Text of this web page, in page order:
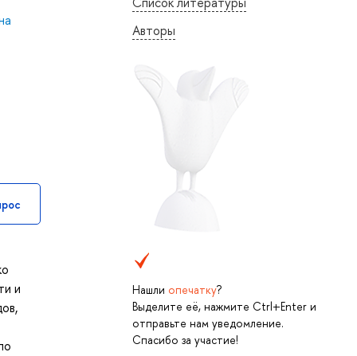
Авторы
Нашли опечатку?
Выделите её, нажмите Ctrl+Enter и
отправьте нам уведомление.
Спасибо за участие!
и